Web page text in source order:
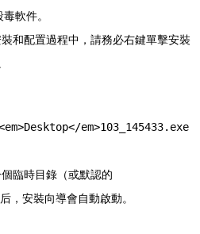
軟件。
和配置過程中，請務必右鍵單擊安裝
em>103_145433.exe
臨時目錄（或默認的
，安裝向導會自動啟動。